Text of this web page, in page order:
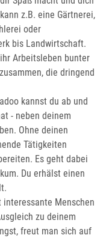
z.B. eine Gärtnerei,
oder
bis Landwirtschaft.
Arbeitsleben bunter
die dringend
kannst du ab und
- neben deinem
Ohne deinen
Tätigkeiten
Es geht dabei
Du erhälst einen
interessante Menschen
zu deinem
freut man sich auf